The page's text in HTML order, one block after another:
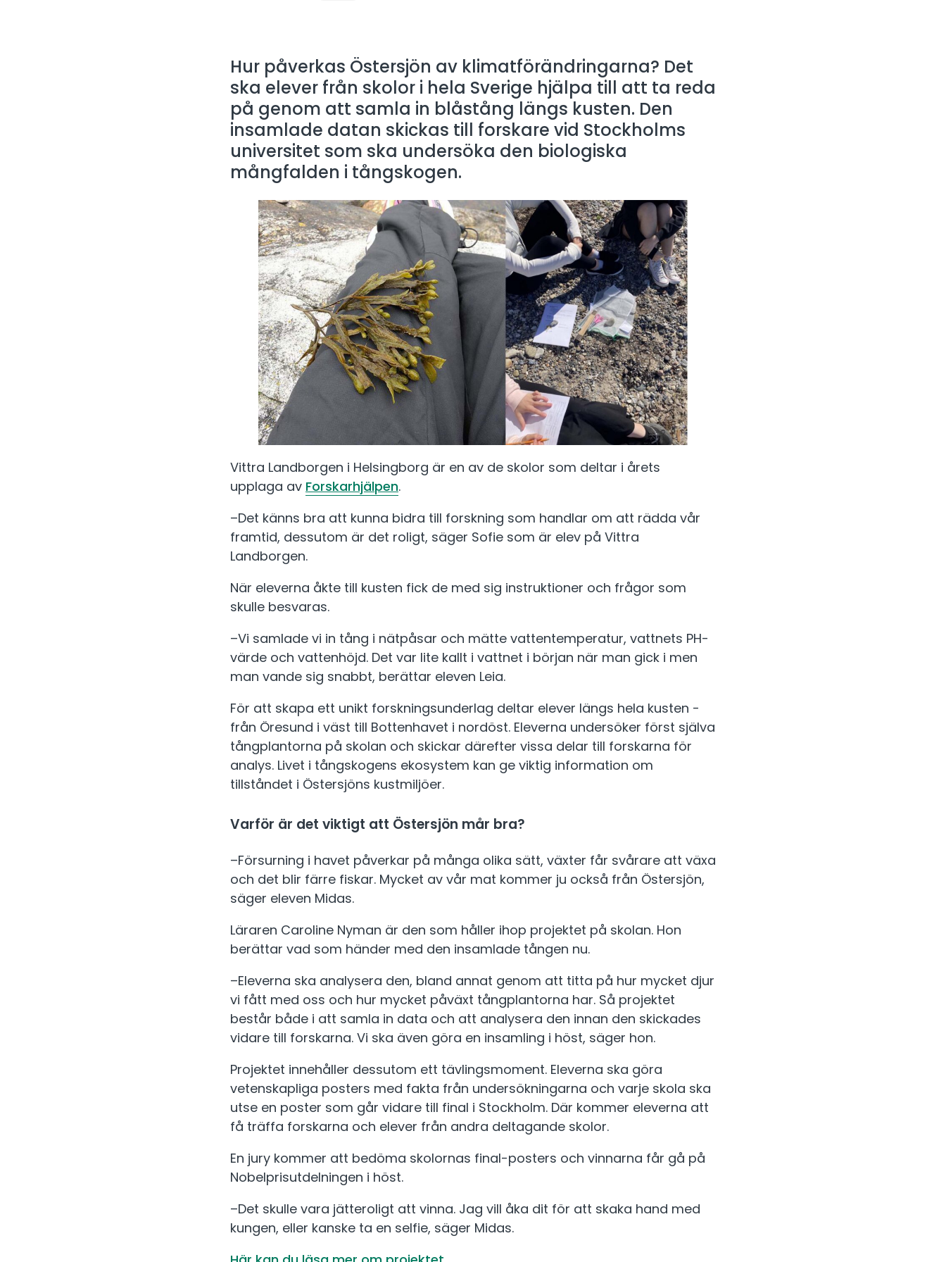
Hur påverkas Östersjön av klimatförändringarna? Det
ska elever från skolor i hela Sverige hjälpa till att ta reda
på genom att samla in blåstång längs kusten. Den
insamlade datan skickas till forskare vid Stockholms
universitet som ska undersöka den biologiska
mångfalden i tångskogen.
Vittra Landborgen i Helsingborg är en av de skolor som deltar i årets
upplaga av Forskarhjälpen.
–Det känns bra att kunna bidra till forskning som handlar om att rädda vår
framtid, dessutom är det roligt, säger Sofie som är elev på Vittra
Landborgen.
När eleverna åkte till kusten fick de med sig instruktioner och frågor som
skulle besvaras.
–Vi samlade vi in tång i nätpåsar och mätte vattentemperatur, vattnets PH-
värde och vattenhöjd. Det var lite kallt i vattnet i början när man gick i men
man vande sig snabbt, berättar eleven Leia.
För att skapa ett unikt forskningsunderlag deltar elever längs hela kusten -
från Öresund i väst till Bottenhavet i nordöst. Eleverna undersöker först själva
tångplantorna på skolan och skickar därefter vissa delar till forskarna för
analys. Livet i tångskogens ekosystem kan ge viktig information om
tillståndet i Östersjöns kustmiljöer.
Varför är det viktigt att Östersjön mår bra?
–Försurning i havet påverkar på många olika sätt, växter får svårare att växa
och det blir färre fiskar. Mycket av vår mat kommer ju också från Östersjön,
säger eleven Midas.
Läraren Caroline Nyman är den som håller ihop projektet på skolan. Hon
berättar vad som händer med den insamlade tången nu.
–Eleverna ska analysera den, bland annat genom att titta på hur mycket djur
vi fått med oss och hur mycket påväxt tångplantorna har. Så projektet
består både i att samla in data och att analysera den innan den skickades
vidare till forskarna. Vi ska även göra en insamling i höst, säger hon.
Projektet innehåller dessutom ett tävlingsmoment. Eleverna ska göra
vetenskapliga posters med fakta från undersökningarna och varje skola ska
utse en poster som går vidare till final i Stockholm. Där kommer eleverna att
få träffa forskarna och elever från andra deltagande skolor.
En jury kommer att bedöma skolornas final-posters och vinnarna får gå på
Nobelprisutdelningen i höst.
–Det skulle vara jätteroligt att vinna. Jag vill åka dit för att skaka hand med
kungen, eller kanske ta en selfie, säger Midas.